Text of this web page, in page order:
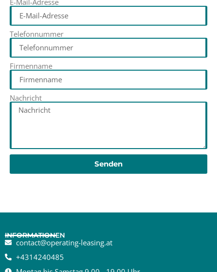
E-Mail-Adresse
Telefonnummer
Firmenname
Nachricht
Senden
INFORMATIONEN
contact@operating-leasing.at
+4314240485